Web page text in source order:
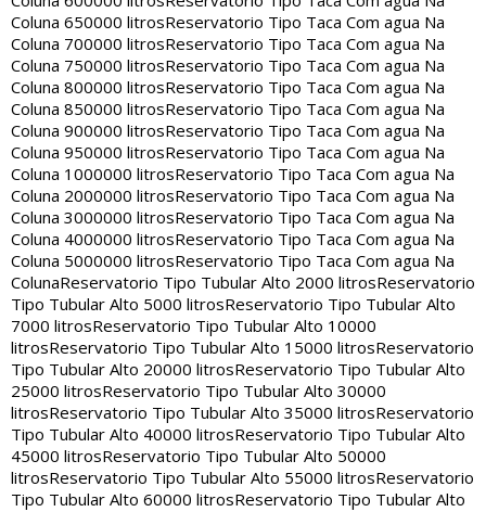
Coluna 650000 litrosReservatorio Tipo Taca Com agua Na
Coluna 700000 litrosReservatorio Tipo Taca Com agua Na
Coluna 750000 litrosReservatorio Tipo Taca Com agua Na
Coluna 800000 litrosReservatorio Tipo Taca Com agua Na
Coluna 850000 litrosReservatorio Tipo Taca Com agua Na
Coluna 900000 litrosReservatorio Tipo Taca Com agua Na
Coluna 950000 litrosReservatorio Tipo Taca Com agua Na
Coluna 1000000 litrosReservatorio Tipo Taca Com agua Na
Coluna 2000000 litrosReservatorio Tipo Taca Com agua Na
Coluna 3000000 litrosReservatorio Tipo Taca Com agua Na
Coluna 4000000 litrosReservatorio Tipo Taca Com agua Na
Coluna 5000000 litrosReservatorio Tipo Taca Com agua Na
ColunaReservatorio Tipo Tubular Alto 2000 litrosReservatorio
Tipo Tubular Alto 5000 litrosReservatorio Tipo Tubular Alto
7000 litrosReservatorio Tipo Tubular Alto 10000
litrosReservatorio Tipo Tubular Alto 15000 litrosReservatorio
Tipo Tubular Alto 20000 litrosReservatorio Tipo Tubular Alto
25000 litrosReservatorio Tipo Tubular Alto 30000
litrosReservatorio Tipo Tubular Alto 35000 litrosReservatorio
Tipo Tubular Alto 40000 litrosReservatorio Tipo Tubular Alto
45000 litrosReservatorio Tipo Tubular Alto 50000
litrosReservatorio Tipo Tubular Alto 55000 litrosReservatorio
Tipo Tubular Alto 60000 litrosReservatorio Tipo Tubular Alto